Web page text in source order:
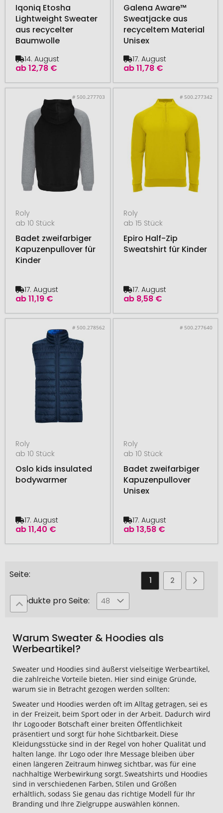
Iqoniq Etosha
Lightweight Sweater
aus recycelter
Baumwolle
ab12,78 €
14. August
Galena Aware™
Sweatjacke aus
recyceltem Material
Unisex
ab11,78 €
17. August
# 500.277703
Roly
ab 10 Stück
Badet zweifarbiger
Kapuzenpullover für
Kinder
ab11,19 €
17. August
# 500.277342
Roly
ab 15 Stück
Epiro Half-Zip
Sweatshirt für Kinder
ab 8,58 €
17. August
# 500.278562
Roly
ab 10 Stück
Oslo kids insulated
bodywarmer
ab11,40 €
17. August
# 500.277640
Roly
ab 10 Stück
Badet zweifarbiger
Kapuzenpullover
Unisex
ab13,58 €
17. August
Seite
Sie
Seite
1 Seite
2 Seite
3
Produkte pro Seite: 48
Warum Sweater & Hoodies als
Werbeartikel?
Sweater und Hoodies sind äußerst vielseitige Werbeartikel,
die zahlreiche Vorteile bieten. Hier sind einige Gründe,
warum sie in Betracht gezogen werden sollten:
Sweater und Hoodies werden oft im Alltag getragen, sei es
in der Freizeit, beim Sport oder in der Arbeit. Dadurch wird
Ihr Logo oder Botschaft einer breiten Öffentlichkeit
präsentiert und sorgt für hohe Sichtbarkeit. Diese
Kleidungsstücke sind in der Regel von hoher Qualität und
halten lange. Ihr Logo oder Ihre Message bleiben über
einen längeren Zeitraum hinweg sichtbar, was für eine
nachhaltige Werbewirkung sorgt. Sweatshirts und Hoodies
sind in verschiedenen Farben, Stilen und Größen
erhältlich, sodass Sie genau das richtige Modell für Ihr
Branding und Ihre Zielgruppe auswählen können.